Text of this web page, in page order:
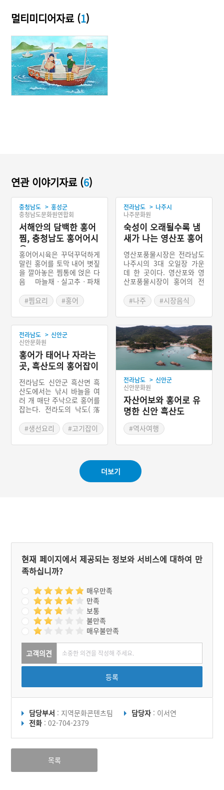
멀티미디어자료 (1)
연관 이야기자료 (6)
충청남도 > 홍성군
충청남도문화원연합회
서해안의 담백한 홍어
찜, 충청남도 홍어어시
육
홍어어시육은 꾸덕꾸덕하게
말린 홍어를 토막 내어 볏짚
을 깔아놓은 찜통에 얹은 다
음 마늘채ㆍ실고추ㆍ파채
양념장이나 초고추장을 곁
들여 먹는 충청남도 서해안
지역의 향토음식이다. 홍어
어시육은 찜통에 볏짚을 깔
고 그 위에 홍어를 얹어 삶
는 것이 특징이다. 홍어는
양질의 단백질이 풍부하고
지방 함량이 적어 소화가 잘
된다. 홍어의 연골에는 황산
콘드로이친 성분이 많이 들
어 있어 관절기능개선에 좋
다.
#찜요리
#홍어
전라남도 > 나주시
나주문화원
숙성이 오래될수록 냄
새가 나는 영산포 홍어
영산포풍물시장은 전라남도
나주시의 3대 오일장 가운
데 한 곳이다. 영산포와 영
산포풍물시장이 홍어의 전
것은 2000년대 초반이다.
저온숙성의 균질 상품을 내
세워 차별화에 성공하였기
때문이다. 현재 영산포에서
홍어 가공 및 유통을 전문적
으로 하는 업소가 40여 곳
이나 있다. 영산포에서는 삭
힌 홍어, 묵은 김치, 삶은 돼
지고기의 삼합(三合)을 맛
볼 수 있다.
#나주
#시장음식
#나주가볼만한곳
전라남도 > 신안군
신안문화원
홍어가 태어나 자라는
곳, 흑산도의 홍어잡이
전라남도 신안군 흑산면 흑
산도에서는 낚시 바늘을 여
러 개 매단 주낙으로 홍어를
잡는다. 전라도의 낙도(落
얻고 있다. 흑산도 주변 바
다는 말미잘이 조개껍데기
에 산란하는데, 홍어알의 색
을 보호하기에 산란의 최적
지이다. 동짓달부터 이듬해
음력 3월까지 태도와 홍도
이동하면서 홍어를 걸어 낚
는다. 주낙으로 잡으면 잡어
가 걸리지 않아 작업이 용이
하다. 1990년대 후반부터
체 수가 줄어 2007년부터
자원회복대상 종으로 선정
되었다.
#생선요리
#고기잡이
전라남도 > 신안군
신안문화원
자산어보와 홍어로 유
명한 신안 흑산도
#역사여행
더보기
현재 페이지에서 제공되는 정보와 서비스에 대하여 만
족하십니까?
매우만족
만족
보통
불만족
매우불만족
고객의견
등록
담당부서 : 지역문화콘텐츠팀 담당자 : 이서연
전화 : 02-704-2379
목록